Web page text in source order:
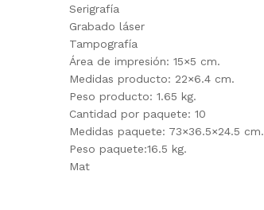
Serigrafía
Grabado láser
Tampografía
Área de impresión: 15×5 cm.
Medidas producto: 22×6.4 cm.
Peso producto: 1.65 kg.
Cantidad por paquete: 10
Medidas paquete: 73×36.5×24.5 cm.
Peso paquete:16.5 kg.
Mat